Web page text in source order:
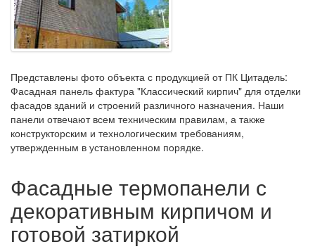
Представлены фото объекта с продукцией от ПК Цитадель:
Фасадная панель фактура "Классический кирпич" для отделки
фасадов зданий и строений различного назначения. Наши
панели отвечают всем техническим правилам, а также
конструкторским и технологическим требованиям,
утвержденным в установленном порядке.
Фасадные термопанели с
декоративным кирпичом и
готовой затиркой